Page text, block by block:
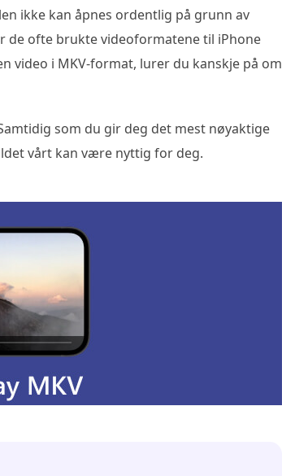
ikke kan åpnes ordentlig på grunn av
de ofte brukte videoformatene til iPhone
video i MKV-format, lurer du kanskje på om
som du gir deg det mest nøyaktige
vårt kan være nyttig for deg.